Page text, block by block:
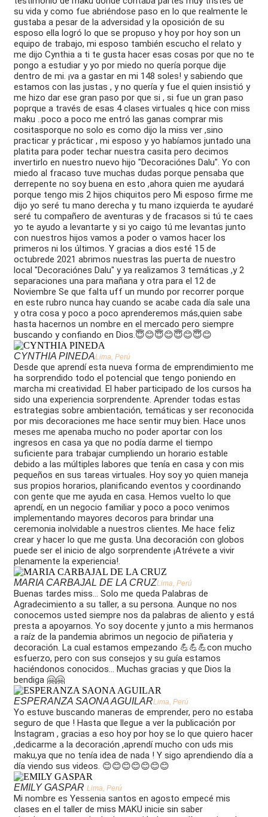
su vida y como fue abriéndose paso en lo que realmente le
gustaba a pesar de la adversidad y la oposición de su
esposo ella logró lo que se propuso y hoy por hoy son un
equipo de trabajo, mi esposo también escucho el relato y
me dijo Cynthia a ti te gusta hacer esas cosas por que no te
pongo a estudiar y yo por miedo no quería porque dije
dentro de mi. ¡va a gastar en mi 148 soles! y sabiendo que
estamos con las justas , y no quería y fue el quien insistió y
me hizo dar ese gran paso por que si , si fue un gran paso
poprque a través de esas 4 clases virtuales q hice con miss
maku ..poco a poco me entró las ganas comprar mis
cositasporque no solo es como dijo la miss ver ,sino
practicar y prácticar , mi esposo y yo habíamos juntado una
platita para poder techar nuestra casita pero decimos
invertirlo en nuestro nuevo hijo "Decoraciónes Dalu". Yo con
miedo al fracaso tuve muchas dudas porque pensaba que
derrepente no soy buena en esto ,ahora quien me ayudará
porque tengo mis 2 hijos chiquitos pero Mi esposo firme me
dijo yo seré tu mano derecha y tu mano izquierda te ayudaré
seré tu compañero de aventuras y de fracasos si tú te caes
yo te ayudo a levantarte y si yo caigo tú me levantas junto
con nuestros hijos vamos a poder o vamos hacer los
primeros ni los últimos. Y gracias a dios esté 15 de
octubrede 2021 abrimos nuestras las puerta de nuestro
local "Decoraciónes Dalu" y ya realizamos 3 temáticas ,y 2
separaciones una para mañana y otra para el 12 de
Noviembre Se que falta uff un mundo por recorrer porque
en este rubro nunca hay cuando se acabe cada día sale una
y otra cosa y poco a poco aprenderemos más,quien sabe
hasta hacernos un nombre en el mercado pero siempre
buscando y confiando en Dios.😇😊😇😊😇😊😇😊
CYNTHIA PINEDALima, Perú
Desde que aprendí esta nueva forma de emprendimiento me
ha sorprendido todo el potencial que tengo poniendo en
marcha mi creatividad. El haber participado de los cursos ha
sido una experiencia sorprendente. Aprender todas estas
estrategias sobre ambientación, temáticas y ser reconocida
por mis decoraciones me hace sentir muy bien. Hace unos
meses me apenaba mucho no poder aportar con los
ingresos en casa ya que no podía darme el tiempo
suficiente para trabajar cumpliendo un horario estable
debido a las múltiples labores que tenía en casa y con mis
pequeños en sus tareas virtuales. Hoy soy yo quien maneja
sus propios horarios, planificando eventos y coordinando
con gente que me ayuda en casa. Hemos vuelto lo que
aprendí, en un negocio familiar y poco a poco venimos
implementando mayores decoros para brindar una
ceremonia inolvidable a nuestros clientes. Me hace feliz
crear y hacer lo que me gusta. Una decoración con globos
puede ser el inicio de algo sorprendente ¡Atrévete a vivir
plenamente la experiencia!.
MARIA CARBAJAL DE LA CRUZLima, Perú
Buenas tardes miss... Solo me queda Palabras de
Agradecimiento a su taller, a su persona. Aunque no nos
conocemos usted siempre nos da palabras de aliento y está
presta a apoyarnos. Yo soy docente y junto a mis hermanos
a raíz de la pandemia abrimos un negocio de piñateria y
decoración. La cual estamos empezando 💪💪💪con mucho
esfuerzo, pero con sus consejos y su guía estamos
haciéndonos conocidos... Muchas gracias y que Dios la
bendiga 🤗🤗
ESPERANZA SAONA AGUILARLima, Perú
Yo estuve buscando maneras de emprender, pero no estaba
seguro de que ! Hasta que llegue a ver la publicación por
Instagram , gracias a eso hoy por hoy se lo que quiero hacer
,dedicarme a la decoración ,aprendí mucho con uds mis
maku,ya que no tenía idea de nada ! Y sigo aprendiendo día a
día viendo sus videos. 😊😊😊😊😊😊😊
EMILY GASPAR Lima, Perú
Mi nombre es Yessenia santos en agosto empecé mis
clases en el taller de miss MAKU inicie sin saber